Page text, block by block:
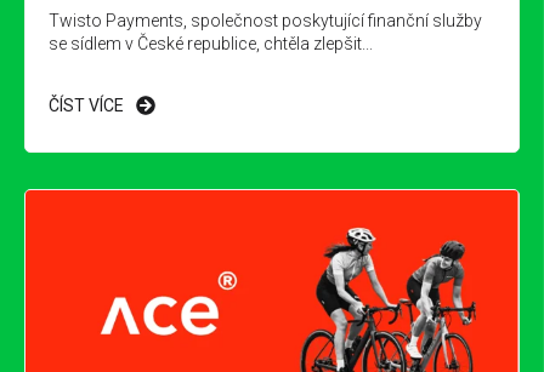
Twisto Payments, společnost poskytující finanční služby
se sídlem v České republice, chtěla zlepšit...
ČÍST VÍCE